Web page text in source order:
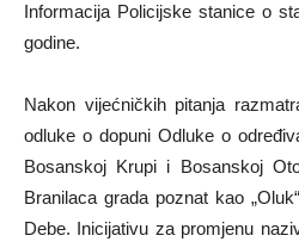
Informacija Policijske stanice o
godine.
Nakon vijećničkih pitanja
odluke o dopuni Odluke o
Bosanskoj Krupi i Bosanskoj
Branilaca grada poznat kao
Debe. Inicijativu za promjenu